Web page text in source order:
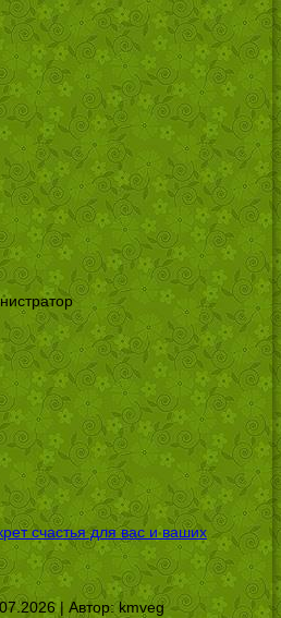
счастья для вас и ваших
| Автор:kmveg